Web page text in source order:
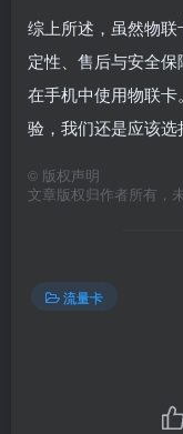
综上所述，虽然物
定性、售后与安全
在手机中使用物联
验，我们还是应该选
© 版权声明
文章版权归作者所有，
流量卡